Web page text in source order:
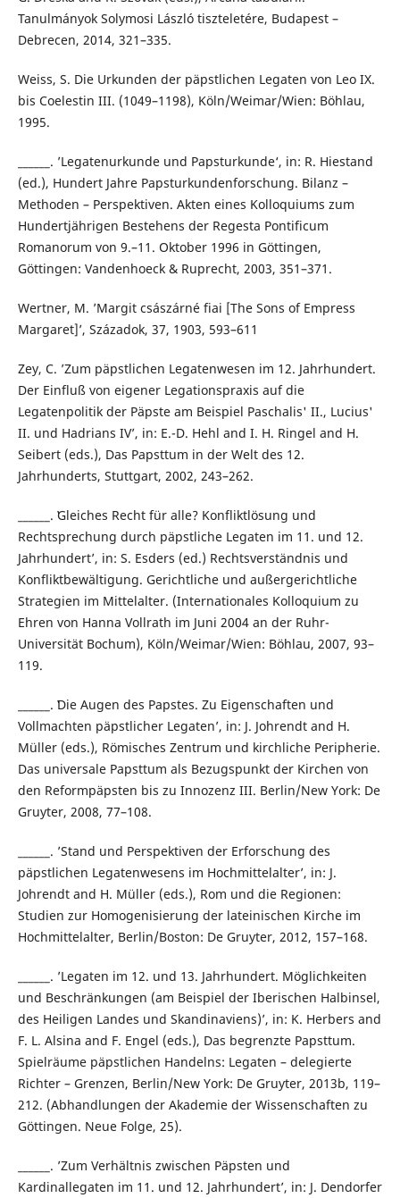
Tanulmányok Solymosi László tiszteletére, Budapest –
Debrecen, 2014, 321–335.
Weiss, S. Die Urkunden der päpstlichen Legaten von Leo IX.
bis Coelestin III. (1049–1198), Köln/Weimar/Wien: Böhlau,
1995.
______. ’Legatenurkunde und Papsturkunde‘, in: R. Hiestand
(ed.), Hundert Jahre Papsturkundenforschung. Bilanz –
Methoden – Perspektiven. Akten eines Kolloquiums zum
Hundertjährigen Bestehens der Regesta Pontificum
Romanorum von 9.–11. Oktober 1996 in Göttingen,
Göttingen: Vandenhoeck & Ruprecht, 2003, 351–371.
Wertner, M. ’Margit császárné fiai [The Sons of Empress
Margaret]’, Századok, 37, 1903, 593–611
Zey, C. ’Zum päpstlichen Legatenwesen im 12. Jahrhundert.
Der Einfluß von eigener Legationspraxis auf die
Legatenpolitik der Päpste am Beispiel Paschalis' II., Lucius'
II. und Hadrians IV’, in: E.-D. Hehl and I. H. Ringel and H.
Seibert (eds.), Das Papsttum in der Welt des 12.
Jahrhunderts, Stuttgart, 2002, 243–262.
______. ʽGleiches Recht für alle? Konfliktlösung und
Rechtsprechung durch päpstliche Legaten im 11. und 12.
Jahrhundert’, in: S. Esders (ed.) Rechtsverständnis und
Konfliktbewältigung. Gerichtliche und außergerichtliche
Strategien im Mittelalter. (Internationales Kolloquium zu
Ehren von Hanna Vollrath im Juni 2004 an der Ruhr-
Universität Bochum), Köln/Weimar/Wien: Böhlau, 2007, 93–
119.
______. ʽDie Augen des Papstes. Zu Eigenschaften und
Vollmachten päpstlicher Legaten’, in: J. Johrendt and H.
Müller (eds.), Römisches Zentrum und kirchliche Peripherie.
Das universale Papsttum als Bezugspunkt der Kirchen von
den Reformpäpsten bis zu Innozenz III. Berlin/New York: De
Gruyter, 2008, 77–108.
______. ’Stand und Perspektiven der Erforschung des
päpstlichen Legatenwesens im Hochmittelalter’, in: J.
Johrendt and H. Müller (eds.), Rom und die Regionen:
Studien zur Homogenisierung der lateinischen Kirche im
Hochmittelalter, Berlin/Boston: De Gruyter, 2012, 157–168.
______. ’Legaten im 12. und 13. Jahrhundert. Möglichkeiten
und Beschränkungen (am Beispiel der Iberischen Halbinsel,
des Heiligen Landes und Skandinaviens)’, in: K. Herbers and
F. L. Alsina and F. Engel (eds.), Das begrenzte Papsttum.
Spielräume päpstlichen Handelns: Legaten – delegierte
Richter – Grenzen, Berlin/New York: De Gruyter, 2013b, 119–
212. (Abhandlungen der Akademie der Wissenschaften zu
Göttingen. Neue Folge, 25).
______. ’Zum Verhältnis zwischen Päpsten und
Kardinallegaten im 11. und 12. Jahrhundert’, in: J. Dendorfer